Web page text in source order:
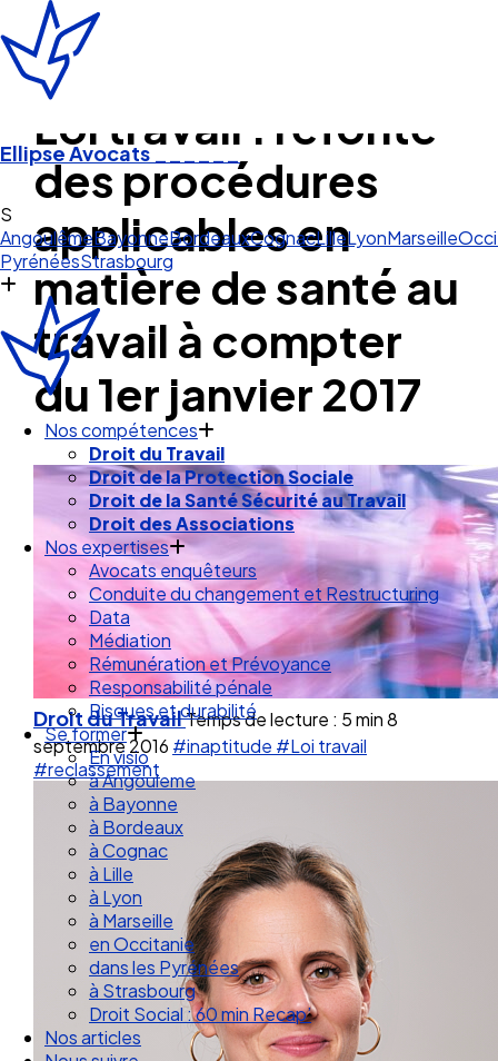
Ellipse Avocats______
Strasbour
AngoulêmeBayonneBordeauxCognacLilleLyonMarseille
PyrénéesStrasbourg
Nos compétences
Droit du Travail
Droit de la Protection Sociale
Droit de la Santé Sécurité au Travail
Droit des Associations
Nos expertises
Avocats enquêteurs
Conduite du changement et Restructuring
Data
Médiation
Rémunération et Prévoyance
Responsabilité pénale
Risques et durabilité
Se former
En visio
à Angouleme
à Bayonne
à Bordeaux
à Cognac
à Lille
à Lyon
à Marseille
en Occitanie
dans les Pyrénées
à Strasbourg
Droit Social : 60 min Recap’
Nos articles
Loi travail : refonte
des procédures
applicables en
matière de santé au
travail à compter
du 1er janvier 2017
Droit du TravailTemps de lecture : 5 min8
septembre 2016 #inaptitude #Loi travail
#reclassement